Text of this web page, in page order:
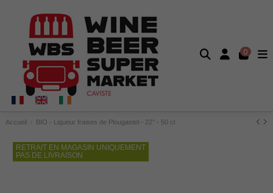
0
Accueil BIO - Liqueur fraises de Plougastel - 22° - 50 cl
RETRAIT EN MAGASIN UNIQUEMENT
PAS DE LIVRAISON